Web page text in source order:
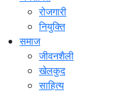
रोजगारी
नियुक्ति
समाज
जीवनशैली
खेलकुद
साहित्य